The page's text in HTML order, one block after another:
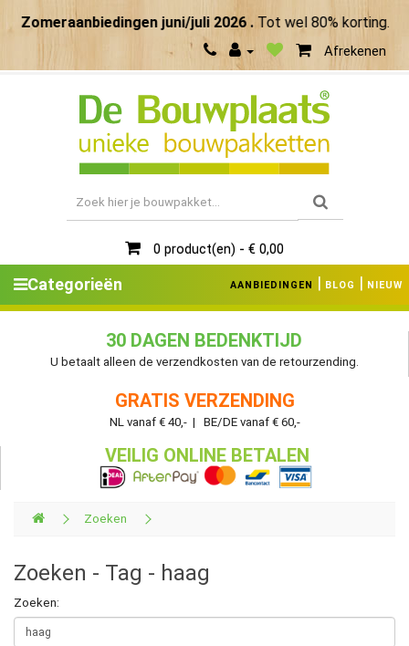
Zomeraanbiedingen juni/juli 2026 .Tot wel 80% korting.
Afrekenen
0 product(en) - € 0,00
Categorieën AANBIEDINGEN | BLOG | NIEUW
30 DAGEN BEDENKTIJD
U betaalt alleen de verzendkosten van de retourzending.
GRATIS VERZENDING
NL vanaf € 40,- | BE/DE vanaf € 60,-
VEILIG ONLINE BETALEN
Zoeken
Zoeken - Tag - haag
Zoeken: